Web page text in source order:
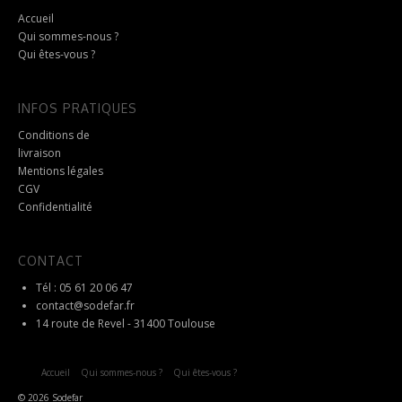
Accueil
Qui sommes-nous ?
Qui êtes-vous ?
INFOS PRATIQUES
Conditions de
livraison
Mentions légales
CGV
Confidentialité
CONTACT
Tél : 05 61 20 06 47
contact@sodefar.fr
14 route de Revel - 31400 Toulouse
Accueil Qui sommes-nous ?
Qui êtes-vous ?
© 2026 Sodefar